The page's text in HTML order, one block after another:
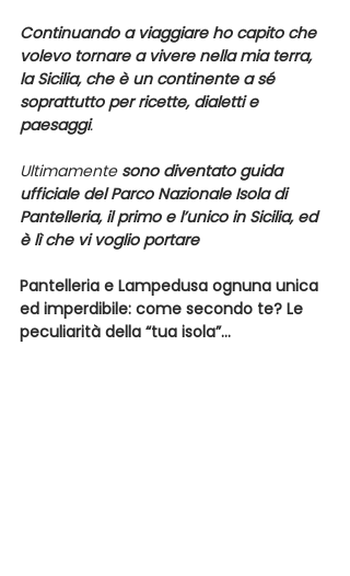
Continuando a viaggiare ho capito che
volevo tornare a vivere nella mia terra,
la Sicilia, che è un continente a sé
soprattutto per ricette, dialetti e
paesaggi.
Ultimamente sono diventato guida
ufficiale del Parco Nazionale Isola di
Pantelleria, il primo e l’unico in Sicilia, ed
è lì che vi voglio portare
Pantelleria e Lampedusa ognuna unica
ed imperdibile: come secondo te? Le
peculiarità della “tua isola”…